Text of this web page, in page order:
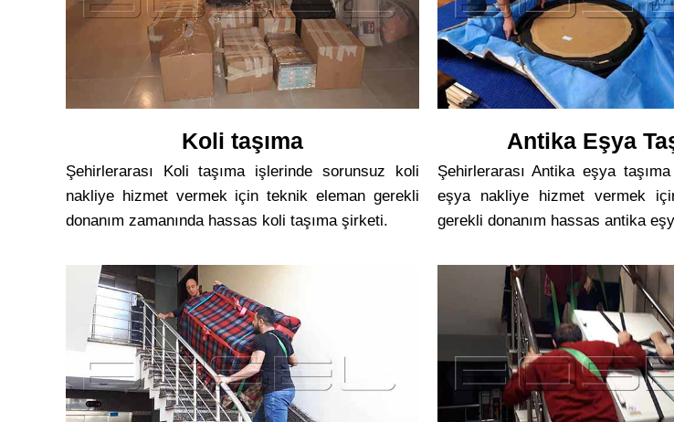
Koli taşıma
Şehirlerarası Koli taşıma işlerinde sorunsuz koli
nakliye hizmet vermek için teknik eleman gerekli
donanım zamanında hassas koli taşıma şirketi.
Antika Eşya
Şehirlerarası Antika eşya
eşya nakliye hizmet vermek
gerekli donanım hassas antika